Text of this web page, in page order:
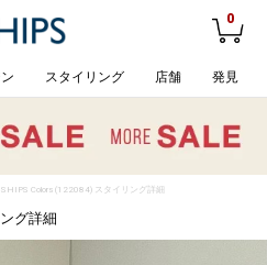
0
スタイリング 店舗 発見
Colors (122084) スタイリング詳細
グ詳細